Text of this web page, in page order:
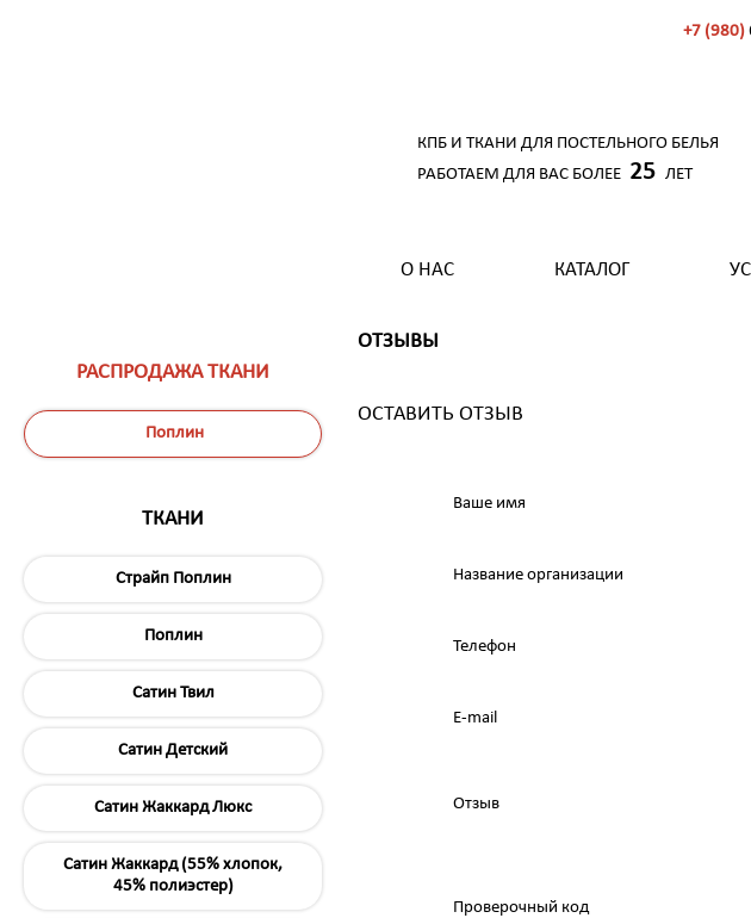
+7 (980)
КПБ И ТКАНИ ДЛЯ ПОСТЕЛЬНОГО БЕЛЬЯ
РАБОТАЕМ ДЛЯ ВАС БОЛЕЕ 25 ЛЕТ
О НАС КАТАЛОГ
РАСПРОДАЖА ТКАНИ
Поплин
ТКАНИ
Страйп Поплин
Поплин
Сатин Твил
Сатин Детский
Сатин Жаккард Люкс
Сатин Жаккард (55% хлопок,
45% полиэстер)
ОТЗЫВЫ
ОСТАВИТЬ ОТЗЫВ
Ваше имя
Название организации
Телефон
E-mail
Отзыв
Проверочный код